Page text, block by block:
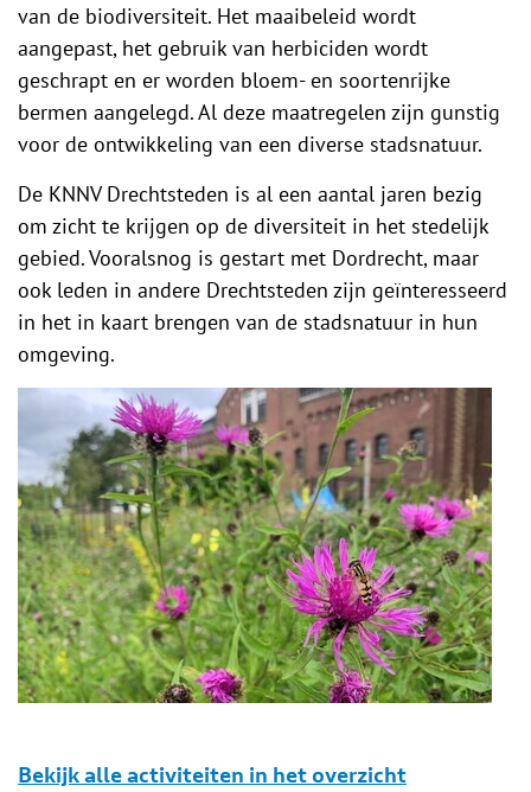
van de biodiversiteit. Het maaibeleid wordt
aangepast, het gebruik van herbiciden wordt
geschrapt en er worden bloem- en soortenrijke
bermen aangelegd. Al deze maatregelen zijn gunstig
voor de ontwikkeling van een diverse stadsnatuur.
De KNNV Drechtsteden is al een aantal jaren bezig
om zicht te krijgen op de diversiteit in het stedelijk
gebied. Vooralsnog is gestart met Dordrecht, maar
ook leden in andere Drechtsteden zijn geïnteresseerd
in het in kaart brengen van de stadsnatuur in hun
omgeving.
Bekijk alle activiteiten in het overzicht